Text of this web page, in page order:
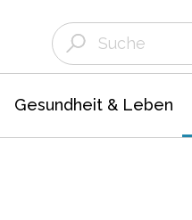
Gesundheit & Leben